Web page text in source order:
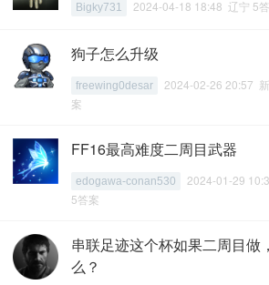
Bigky731 2024-04-18 18:48 辽宁 5
狗子怎么升级
freewing0desar
2024-02-26 20:57
案
FF16最高难度二周目武器
edogawa-conan530
2024-01-29
5答案
串联足迹这个杯如果二周目做
么？